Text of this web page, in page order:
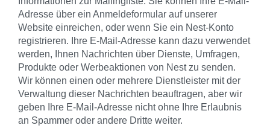
Adresse über ein Anmeldeformular auf unserer
Website einreichen, oder wenn Sie ein Nest-Konto
registrieren. Ihre E-Mail-Adresse kann dazu verwendet
werden, Ihnen Nachrichten über Dienste, Umfragen,
Produkte oder Werbeaktionen von Nest zu senden.
Wir können einen oder mehrere Dienstleister mit der
Verwaltung dieser Nachrichten beauftragen, aber wir
geben Ihre E-Mail-Adresse nicht ohne Ihre Erlaubnis
an Spammer oder andere Dritte weiter.